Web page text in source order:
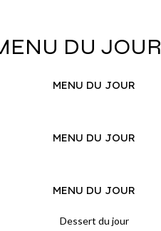
DU JOUR
MENU DU JOUR
MENU DU JOUR
MENU DU JOUR
Dessert du jour